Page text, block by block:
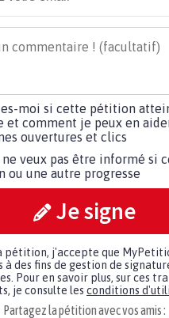
moi si cette pétition
et comment je peux en
ouvertures et clics
ne veux pas être informé si
ou une autre progresse
Je signe
pétition, j'accepte que
à des fins de gestion de
Pour en savoir plus, sur ces
je consulte les conditions
Partagez la pétition avec vos amis :